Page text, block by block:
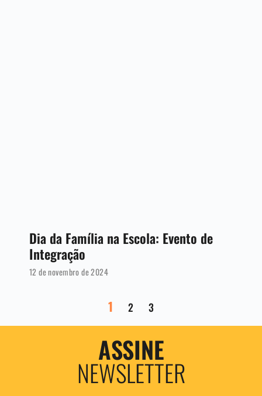
Dia da Família na Escola: Evento de
Integração
12 de novembro de 2024
1 2 3
ASSINE
NEWSLETTER